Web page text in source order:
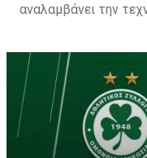
αναλαμβάνει την
προπονητή να
ομάδα...